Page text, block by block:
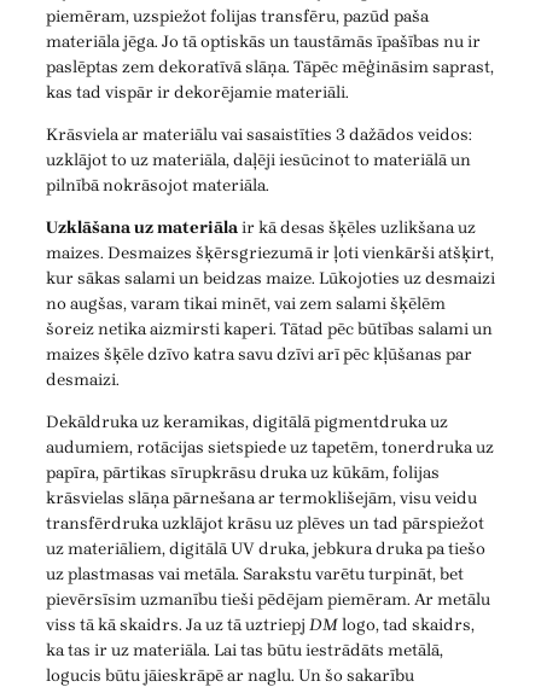
piemēram, uzspiežot folijas transfēru, pazūd paša
materiāla jēga. Jo tā optiskās un taustāmās īpašības nu ir
paslēptas zem dekoratīvā slāņa. Tāpēc mēģināsim saprast,
kas tad vispār ir dekorējamie materiāli.
Krāsviela ar materiālu vai sasaistīties 3 dažādos veidos:
uzklājot to uz materiāla, daļēji iesūcinot to materiālā un
pilnībā nokrāsojot materiāla.
Uzklāšana uz materiālair kā desas šķēles uzlikšana uz
maizes. Desmaizes šķērsgriezumā ir ļoti vienkārši atšķirt,
kur sākas salami un beidzas maize. Lūkojoties uz desmaizi
no augšas, varam tikai minēt, vai zem salami šķēlēm
šoreiz netika aizmirsti kaperi. Tātad pēc būtības salami un
maizes šķēle dzīvo katra savu dzīvi arī pēc kļūšanas par
desmaizi.
Dekāldruka uz keramikas, digitālā pigmentdruka uz
audumiem, rotācijas sietspiede uz tapetēm, tonerdruka uz
papīra, pārtikas sīrupkrāsu druka uz kūkām, folijas
krāsvielas slāņa pārnešana ar termoklišejām, visu veidu
transfērdruka uzklājot krāsu uz plēves un tad pārspiežot
uz materiāliem, digitālā UV druka, jebkura druka pa tiešo
uz plastmasas vai metāla. Sarakstu varētu turpināt, bet
pievērsīsim uzmanību tieši pēdējam piemēram. Ar metālu
viss tā kā skaidrs. Ja uz tā uztriepj DMlogo, tad skaidrs,
ka tas ir uz materiāla. Lai tas būtu iestrādāts metālā,
logucis būtu jāieskrāpē ar naglu. Un šo sakarību